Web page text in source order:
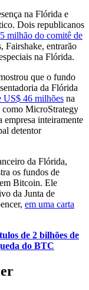
na Flórida e
Dois republicanos
milhão do comitê de
Fairshake, entrarão
na Flórida.
que o fundo
da Flórida
US$ 46 milhões na
MicroStrategy
inteiramente
detentor
da Flórida,
os fundos de
Bitcoin. Ele
da Junta de
em uma carta
de 2 bilhões de
do BTC